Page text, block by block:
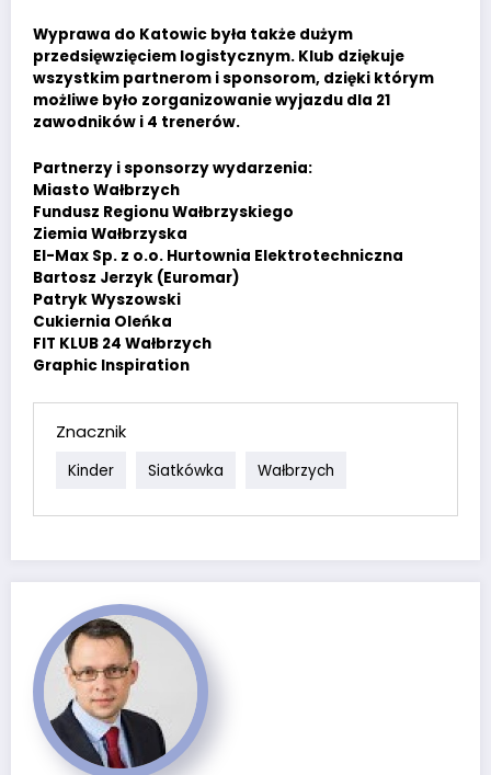
Wyprawa do Katowic była także dużym
przedsięwzięciem logistycznym. Klub dziękuje
wszystkim partnerom i sponsorom, dzięki którym
możliwe było zorganizowanie wyjazdu dla 21
zawodników i 4 trenerów.
Partnerzy i sponsorzy wydarzenia:
Miasto Wałbrzych
Fundusz Regionu Wałbrzyskiego
Ziemia Wałbrzyska
El-Max Sp. z o.o. Hurtownia Elektrotechniczna
Bartosz Jerzyk (Euromar)
Patryk Wyszowski
Cukiernia Oleńka
FIT KLUB 24 Wałbrzych
Graphic Inspiration
Znacznik
Kinder Siatkówka Wałbrzych